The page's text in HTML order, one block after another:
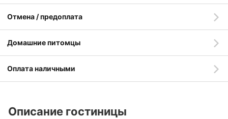
Отмена / предоплата
Домашние питомцы
Оплата наличными
Описание гостиницы